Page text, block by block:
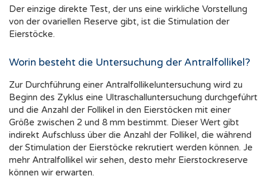
Der einzige direkte Test, der uns eine wirkliche Vorstellung
von der ovariellen Reserve gibt, ist die Stimulation der
Eierstöcke.
Worin besteht die Untersuchung der Antralfollikel?
Zur Durchführung einer Antralfollikeluntersuchung wird zu
Beginn des Zyklus eine Ultraschalluntersuchung durchgeführt
und die Anzahl der Follikel in den Eierstöcken mit einer
Größe zwischen 2 und 8 mm bestimmt. Dieser Wert gibt
indirekt Aufschluss über die Anzahl der Follikel, die während
der Stimulation der Eierstöcke rekrutiert werden können. Je
mehr Antralfollikel wir sehen, desto mehr Eierstockreserve
können wir erwarten.